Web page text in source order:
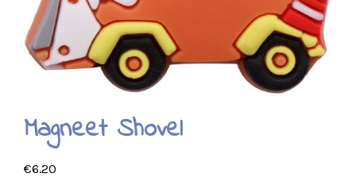
Magneet Shovel
€6.20